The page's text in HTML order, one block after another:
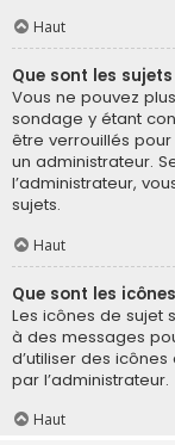
Haut
Que sont les
Vous ne pouvez
sondage y étant
être verrouillés
un administrateur.
l’administrateur,
sujets.
Haut
Que sont les
Les icônes de sujet
à des messages
d’utiliser des
par l’administrateur.
Haut